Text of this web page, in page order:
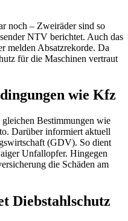
noch – Zweiräder sind so
NTV berichtet. Auch das
melden Absatzrekorde. Da
für die Maschinen vertraut
wie Kfz
Bestimmungen wie
Darüber informiert aktuell
(GDV). So dient
Unfallopfer. Hingegen
die Schäden am
Diebstahlschutz